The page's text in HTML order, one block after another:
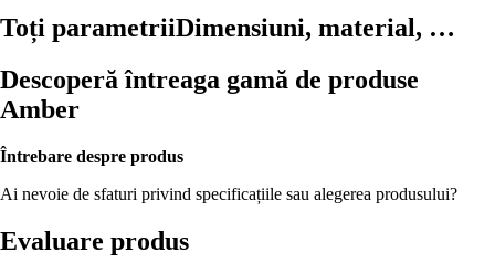
Toți parametriiDimensiuni, material, …
Descoperă întreaga gamă de produse
Amber
Întrebare despre produs
Ai nevoie de sfaturi privind specificațiile sau alegerea produsului?
Evaluare produs